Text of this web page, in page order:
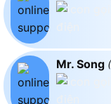
Mr. Song (